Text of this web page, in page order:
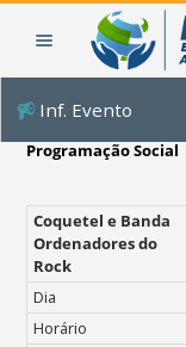
Inf. Evento
Programação Social
Coquetel e Banda
Ordenadores do
Rock
Dia
Horário